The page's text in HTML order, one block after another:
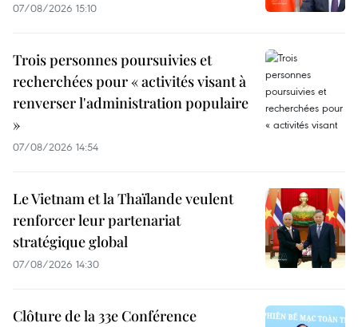
07/08/2026 15:10
Trois personnes poursuivies et
recherchées pour « activités visant à
renverser l'administration populaire
»
07/08/2026 14:54
Le Vietnam et la Thaïlande veulent
renforcer leur partenariat
stratégique global
07/08/2026 14:30
Clôture de la 33e Conférence